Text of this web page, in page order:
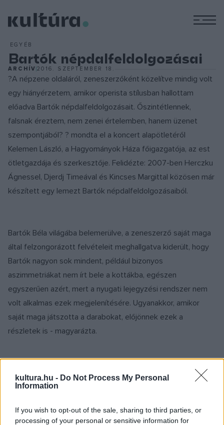
kultura.hu - Do Not Process My Personal
Information
If you wish to opt-out of the sale, sharing to third parties, or
processing of your personal or sensitive information for
EGYÉB
Bartók népdalfeldolgozásai
ARCHÍV2016. SZEPTEMBER 18.
?A népzene oldaláról, zeneszerzőként közelítve mindig volt
egy hiányérzetem, amikor operista stílusban hallottam
előadva Bartók népdalfeldolgozásait. Őszintétlennek,
falsnak éreztem, nem zenei értelemben, hanem üzenet
szempontjából? ? mondta el a koncert alapötletéről
Kelemen László, a Hagyományok Háza főigazgatója, az est
ötletgazdája és szerkesztője. Felidézte: 2007-ben Herczku
Ágnessel, Djerdj Timeával és Kincses Margittal közösen már
készített egy lemezt Bartók népdalfeldolgozásaiból.
Bartók Béla világába belemerülve, a zeneszerző saját maga
által felzongorázott felvételeit meghallgatva kiderült, hogy
Bartók nagyon sok mindent, például bizonyos
aszimmetriákat nem írt bele a kottákba, egészen
egyszerűen azért, mert a nyugati lejegyzési rendszer nem
volt alkalmas ezek megjelenítésére. Ugyanakkor, amikor
saját maga játszotta a darabokat, előjönnek ezek a
részletek is - magyarázta.
Fotó: budapest.com